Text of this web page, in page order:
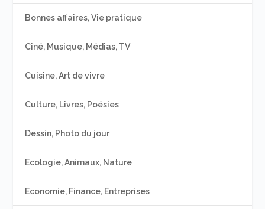
Bonnes affaires, Vie pratique
Ciné, Musique, Médias, TV
Cuisine, Art de vivre
Culture, Livres, Poésies
Dessin, Photo du jour
Ecologie, Animaux, Nature
Economie, Finance, Entreprises